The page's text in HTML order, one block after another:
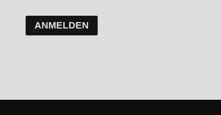
ANMELDEN